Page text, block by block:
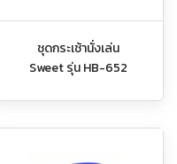
ชุดกระเช้านั่งเล่น
Sweet รุ่น HB-652